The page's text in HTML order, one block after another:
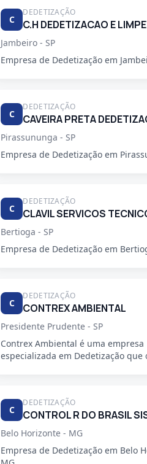
C
DEDETIZAÇÃO
Jambeiro - SP
Empresa de Dedetização em
C
DEDETIZAÇÃO
CAVEIRA PRETA
Pirassununga - SP
Empresa de Dedetização em
C
DEDETIZAÇÃO
CLAVIL SERVICOS
Bertioga - SP
Empresa de Dedetização em
C
DEDETIZAÇÃO
CONTREX AMBIENTAL
Presidente Prudente - SP
Contrex Ambiental é uma empresa
especializada em Dedetização que
C
DEDETIZAÇÃO
Belo Horizonte - MG
Empresa de Dedetização em Belo